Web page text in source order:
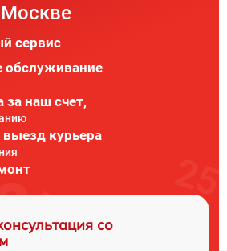
сервис
обслуживание
за наш счет,
курьера
со